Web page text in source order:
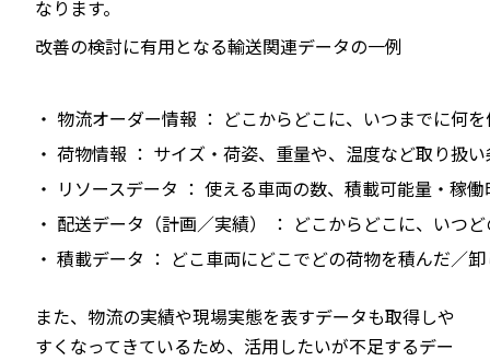
なります。
改善の検討に有用となる輸送関連データの一例
・ 物流オーダー情報 ： どこからどこに、いつまでに何
・ 荷物情報 ： サイズ・荷姿、重量や、温度など取り扱
・ リソースデータ ： 使える車両の数、積載可能量・稼
・ 配送データ（計画／実績）
： どこからどこに、いつ
・ 積載データ ： どこ車両にどこでどの荷物を積んだ／
また、物流の実績や現場実態を表すデータも取得しや
すくなってきているため、活用したいが不足するデー